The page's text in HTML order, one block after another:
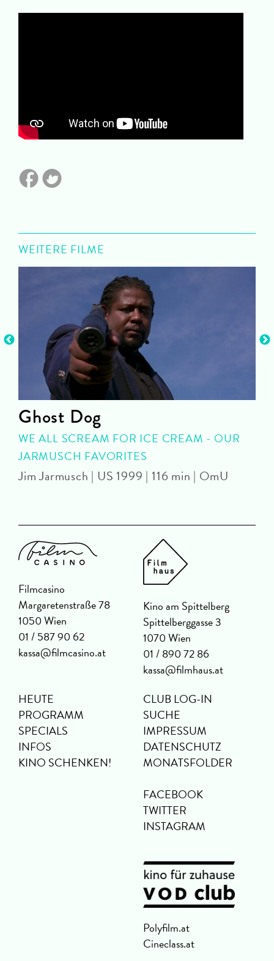
WEITERE FILME
Ghost Dog
WE ALL SCREAM FOR ICE CREAM - OUR
JARMUSCH FAVORITES
Jim Jarmusch | US 1999 | 116 min | OmU
Filmcasino
Margaretenstraße 78
1050 Wien
01 / 587 90 62
kassa@filmcasino.at
Kino am Spittelberg
Spittelberggasse 3
1070 Wien
01 / 890 72 86
kassa@filmhaus.at
HEUTE
PROGRAMM
SPECIALS
INFOS
KINO SCHENKEN!
CLUB LOG-IN
SUCHE
IMPRESSUM
DATENSCHUTZ
MONATSFOLDER
FACEBOOK
TWITTER
INSTAGRAM
Polyfilm.at
Cineclass.at